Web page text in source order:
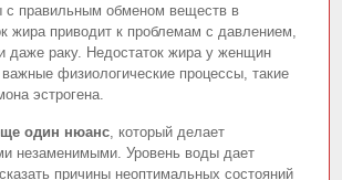
с правильным обменом веществ в
жира приводит к проблемам с давлением,
даже раку. Недостаток жира у женщин
важные физиологические процессы, такие
эстрогена.
один нюанс, который делает
незаменимыми. Уровень воды дает
причины неоптимальных состояний